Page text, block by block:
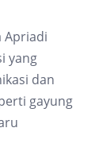
Apriadi
yang
dan
gayung